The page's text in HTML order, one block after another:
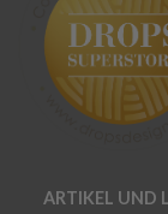
ARTIKEL UND